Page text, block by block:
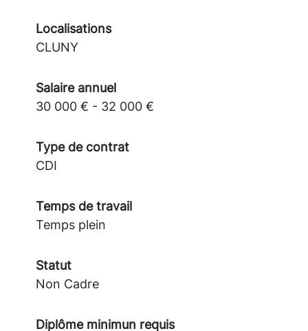
Localisations
CLUNY
Salaire annuel
30 000 € - 32 000 €
Type de contrat
CDI
Temps de travail
Temps plein
Statut
Non Cadre
Diplôme minimun requis